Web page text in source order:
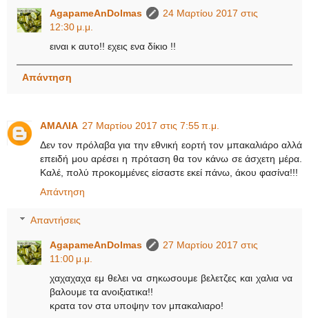
AgapameAnDolmas
24 Μαρτίου 2017 στις
12:30 μ.μ.
ειναι κ αυτο!! εχεις ενα δίκιο !!
Απάντηση
ΑΜΑΛΙΑ 27 Μαρτίου 2017 στις 7:55 π.μ.
Δεν τον πρόλαβα για την εθνική εορτή τον μπακαλιάρο αλλά
επειδή μου αρέσει η πρόταση θα τον κάνω σε άσχετη μέρα.
Καλέ, πολύ προκομμένες είσαστε εκεί πάνω, άκου φασίνα!!!
Απάντηση
Απαντήσεις
AgapameAnDolmas
27 Μαρτίου 2017 στις
11:00 μ.μ.
χαχαχαχα εμ θελει να σηκωσουμε βελετζες και χαλια να
βαλουμε τα ανοιξιατικα!!
κρατα τον στα υποψην τον μπακαλιαρο!